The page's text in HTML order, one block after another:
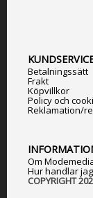
Betalningssätt
Frakt
Köpvillkor
Policy och
Reklamation/
Om
Hur handlar
COPYRIGHT